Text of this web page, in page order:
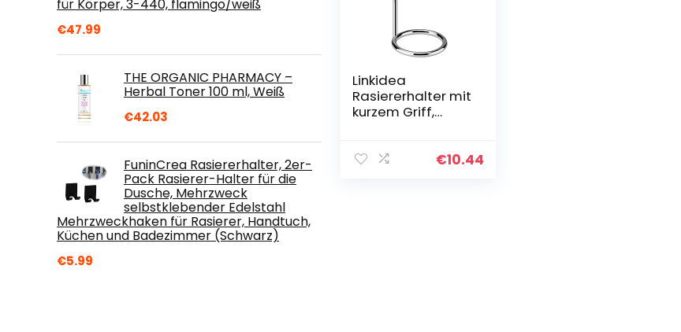
für Körper, 3-440, flamingo/weiß
€47.99
THE ORGANIC PHARMACY –
Herbal Toner 100 ml, Weiß
€42.03
FuninCrea Rasiererhalter, 2er-
Pack Rasierer-Halter für die
Dusche, Mehrzweck
selbstklebender Edelstahl
Mehrzweckhaken für Rasierer, Handtuch,
Küchen und Badezimmer (Schwarz)
€5.99
Linkidea
Rasiererhalter mit
kurzem Griff,
Rasiererhalter für
€10.44